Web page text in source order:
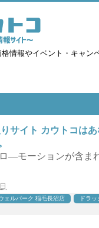
情報やイベント・キャン
サイト カウトコは
―モーションが含ま
ェルパーク 稲毛長沼店 ドラ